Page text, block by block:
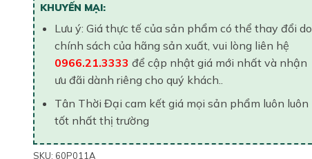
KHUYẾN MẠI:
Lưu ý: Giá thực tế của sản phẩm có thể thay đổi do
chính sách của hãng sản xuất, vui lòng liên hệ
0966.21.3333 để cập nhật giá mới nhất và nhận
ưu đãi dành riêng cho quý khách..
Tân Thời Đại cam kết giá mọi sản phẩm luôn luôn
tốt nhất thị trường
SKU: 60P011A